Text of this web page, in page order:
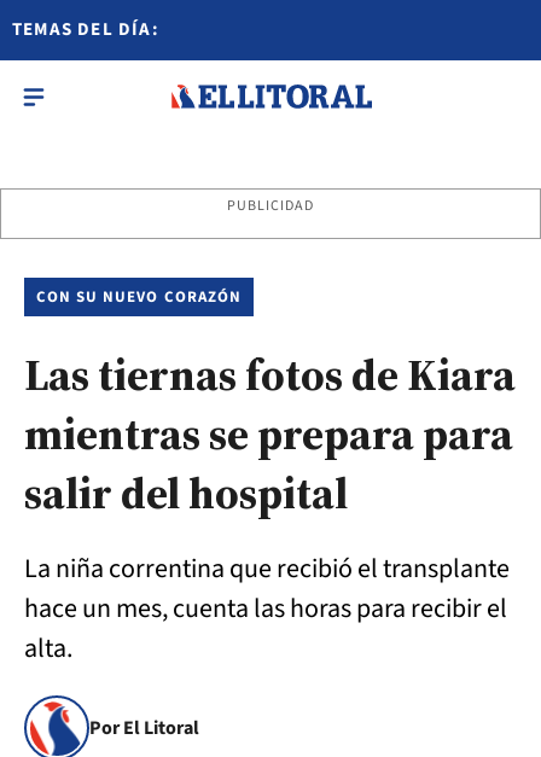
TEMAS DEL DÍA:
PUBLICIDAD
CON SU NUEVO CORAZÓN
Las tiernas fotos de Kiara
mientras se prepara para
salir del hospital
La niña correntina que recibió el transplante
hace un mes, cuenta las horas para recibir el
alta.
Por El Litoral